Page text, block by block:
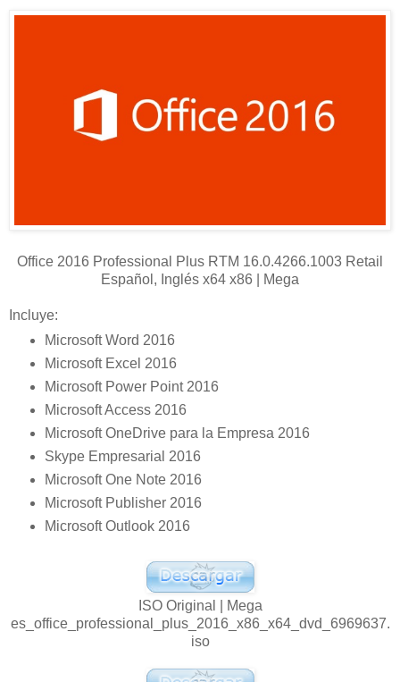
Office 2016 Professional Plus RTM 16.0.4266.1003 Retail
Español, Inglés x64 x86 | Mega
Incluye:
Microsoft Word 2016
Microsoft Excel 2016
Microsoft Power Point 2016
Microsoft Access 2016
Microsoft OneDrive para la Empresa 2016
Skype Empresarial 2016
Microsoft One Note 2016
Microsoft Publisher 2016
Microsoft Outlook 2016
ISO Original | Mega
es_office_professional_plus_2016_x86_x64_dvd_6969637.
iso